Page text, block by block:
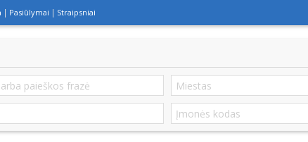
Pasiūlymai Straipsniai